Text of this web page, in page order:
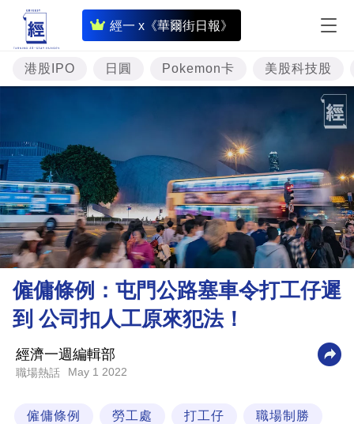
經一 x《華爾街日報》
即
時
財
經
投
資
樓
市
理
財
商
業
科
港股IPO 日圓 Pokemon卡 美股科技股
僱傭條例：屯門公路塞車令打工仔遲
到 公司扣人工原來犯法！
經濟一週編輯部
職場熱話 May 1 2022
僱傭條例 勞工處 打工仔 職場制勝